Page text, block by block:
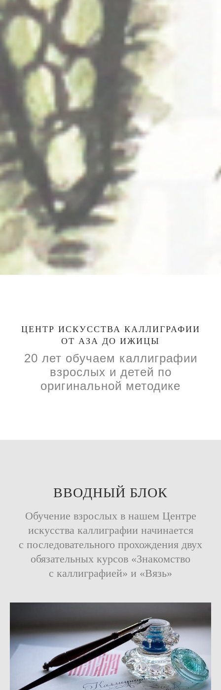
ЦЕНТР ИСКУССТВА КАЛЛИГРАФИИ
ОТ АЗА ДО ИЖИЦЫ
20 лет обучаем каллиграфии
взрослых и детей по
оригинальной методике
ВВОДНЫЙ БЛОК
Обучение взрослых в нашем Центре
искусства каллиграфии начинается
с последова тельного прохождения двух
обязательных курсов «Знакомство
с каллиграфией» и «Вязь»